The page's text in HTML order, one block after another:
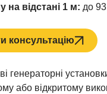
на відстані 1 м: до
консультацію
генераторні
або відкритому